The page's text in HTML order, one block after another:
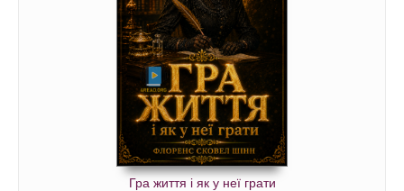
Гра життя і як у неї грати